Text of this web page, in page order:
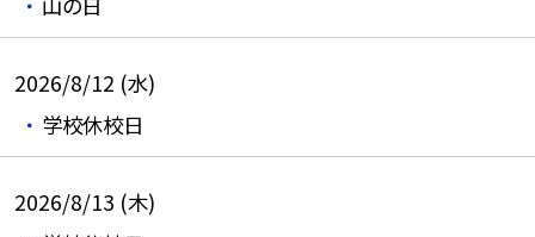
2026/8/12 (水)
学校休校日
2026/8/13 (木)